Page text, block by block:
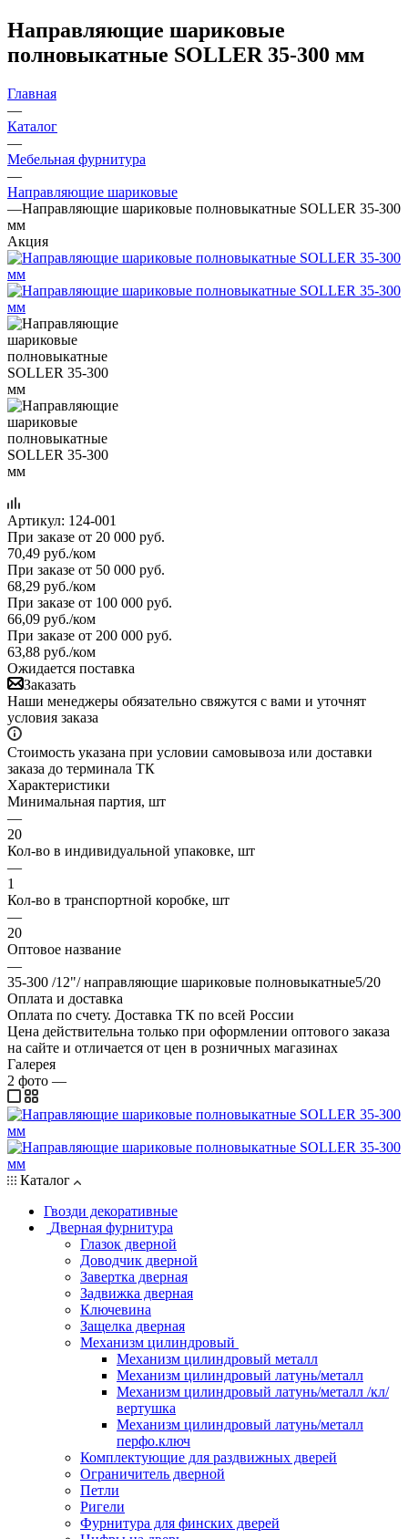
Направляющие шариковые
полновыкатные SOLLER 35-300 мм
Главная
—
Каталог
—
Мебельная фурнитура
—
Направляющие шариковые
—Направляющие шариковые полновыкатные SOLLER 35-300
мм
Акция
Артикул: 124-001
При заказе от 20 000 руб.
70,49 руб./ком
При заказе от 50 000 руб.
68,29 руб./ком
При заказе от 100 000 руб.
66,09 руб./ком
При заказе от 200 000 руб.
63,88 руб./ком
Ожидается поставка
Заказать
Наши менеджеры обязательно свяжутся с вами и уточнят
условия заказа
Стоимость указана при условии самовывоза или доставки
заказа до терминала ТК
Характеристики
Минимальная партия, шт
—
20
Кол-во в индивидуальной упаковке, шт
—
1
Кол-во в транспортной коробке, шт
—
20
Оптовое название
—
35-300 /12"/ направляющие шариковые полновыкатные5/20
Оплата и доставка
Оплата по счету. Доставка ТК по всей России
Цена действительна только при оформлении оптового заказа
на сайте и отличается от цен в розничных магазинах
Галерея
2 фото —
Каталог
Гвозди декоративные
Дверная фурнитура
Глазок дверной
Доводчик дверной
Завертка дверная
Задвижка дверная
Ключевина
Защелка дверная
Механизм цилиндровый
Механизм цилиндровый металл
Механизм цилиндровый латунь/металл
Механизм цилиндровый латунь/металл /кл/
вертушка
Механизм цилиндровый латунь/металл
перфо.ключ
Комплектующие для раздвижных дверей
Ограничитель дверной
Петли
Ригели
Фурнитура для финских дверей